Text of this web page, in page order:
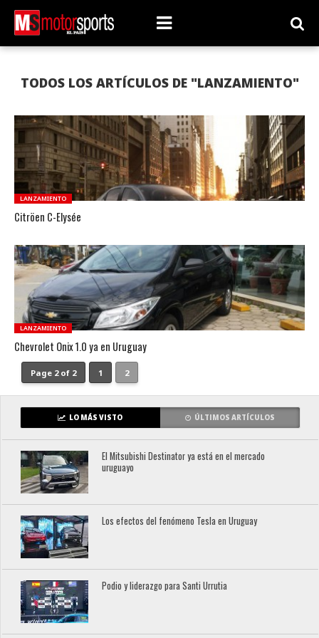
TODOS LOS ARTÍCULOS DE "LANZAMIENTO"
LANZAMIENTO
Citröen C-Elysée
LANZAMIENTO
Chevrolet Onix 1.0 ya en Uruguay
Page 2 of 2 1 2
LO MÁS VISTO ÚLTIMOS ARTÍCULOS
El Mitsubishi Destinator ya está en el mercado
uruguayo
Los efectos del fenómeno Tesla en Uruguay
Podio y liderazgo para Santi Urrutia